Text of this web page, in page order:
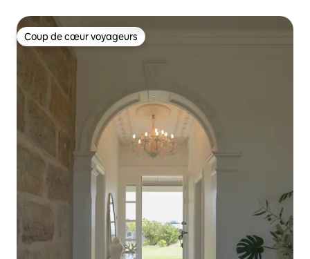
Coup de cœur voyageurs
Coup de cœur voyageurs